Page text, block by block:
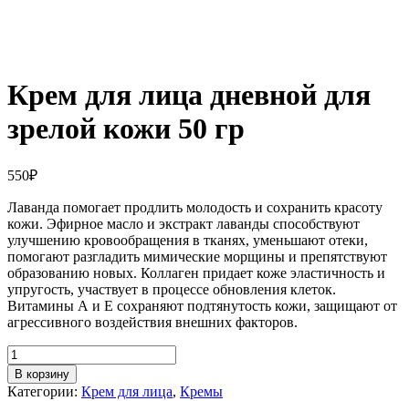
Крем для лица дневной для
зрелой кожи 50 гр
550₽
Лаванда помогает продлить молодость и сохранить красоту
кожи. Эфирное масло и экстракт лаванды способствуют
улучшению кровообращения в тканях, уменьшают отеки,
помогают разгладить мимические морщины и препятствуют
образованию новых. Коллаген придает коже эластичность и
упругость, участвует в процессе обновления клеток.
Витамины А и Е сохраняют подтянутость кожи, защищают от
агрессивного воздействия внешних факторов.
В корзину
Категории: Крем для лица, Кремы